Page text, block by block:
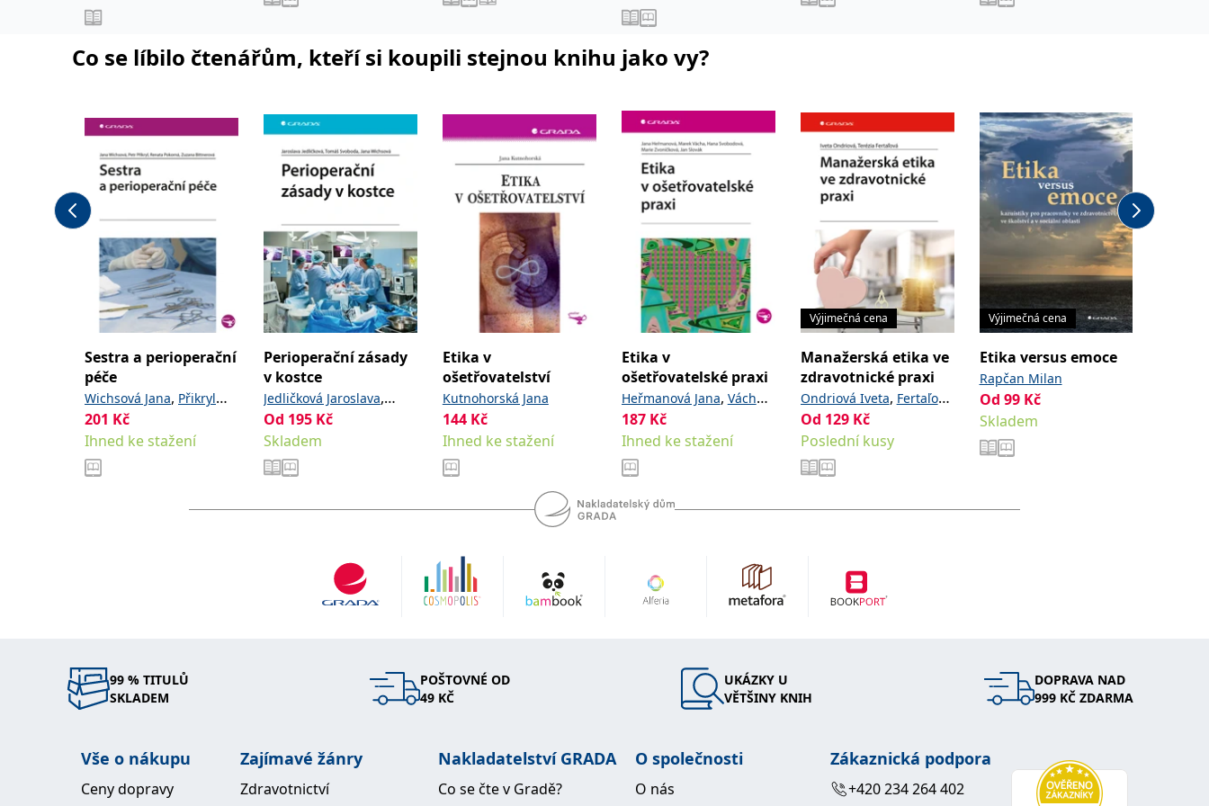
lékařských fakult.
Anest
Jaroslav
Šimeček Vojtěch, Šípek
Co se líbilo čtenářům, kteří si koupili stejnou knihu jako vy?
Sestra a perioperační
péče
Wichsová Jana, Přikryl
Petr ,Pokorná Renata
Bittnerová Zuzana
201 Kč
Ihned ke stažení
Perioperační zásady
v kostce
Jedličková Jaroslava,
Svoboda Tomáš
Wichsová Jana
Od 195 Kč
Skladem
Etika v
ošetřovatelství
Kutnohorská Jana
144 Kč
Ihned ke stažení
Etika v
ošetřovatelské praxi
Heřmanová Jana, Vácha
Marek,Svobodová Hana
Zvoníčková Marie,Slovák
Jan
187 Kč
Ihned ke stažení
Výjimečná cena
Manažerská etika ve
zdravotnické praxi
Ondriová Iveta, Fertaľová
Terézia
Od 129 Kč
Poslední kusy
Výjimečná cena
Etika versus emoce
Rapčan Milan
Od 99 Kč
Skladem
99 % TITULŮ
SKLADEM
POŠTOVNÉ OD
49 KČ
UKÁZKY U
VĚTŠINY KNIH
DOPRAVA NAD
999 KČ ZDARMA
Vše o nákupu
Ceny dopravy
Zajímavé žánry
Zdravotnictví
Nakladatelství GRADA
Co se čte v Gradě?
O společnosti
O nás
Zákaznická podpora
+420 234 264 402